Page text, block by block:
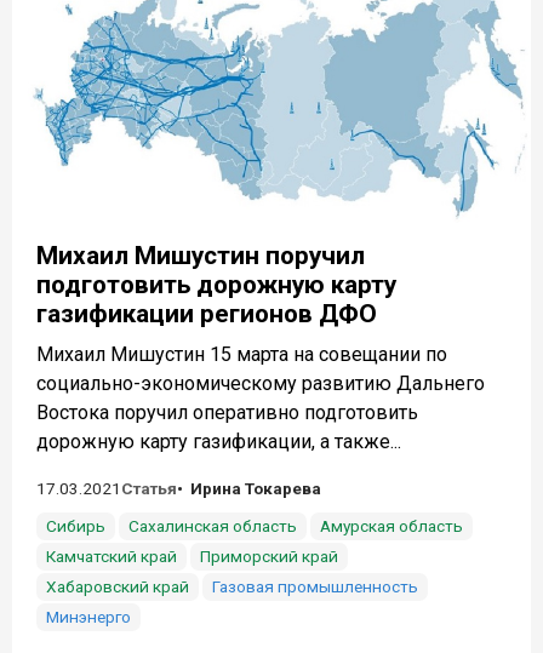
Михаил Мишустин поручил
подготовить дорожную карту
газификации регионов ДФО
Михаил Мишустин 15 марта на совещании по
социально-экономическому развитию Дальнего
Востока поручил оперативно подготовить
дорожную карту газификации, а также...
17.03.2021 Статья
Ирина Токарева
Сибирь
Сахалинская область
Амурская область
Камчатский край
Приморский край
Хабаровский край
Газовая промышленность
Минэнерго